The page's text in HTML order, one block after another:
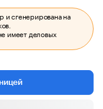
и сгенерирована на
имеет деловых